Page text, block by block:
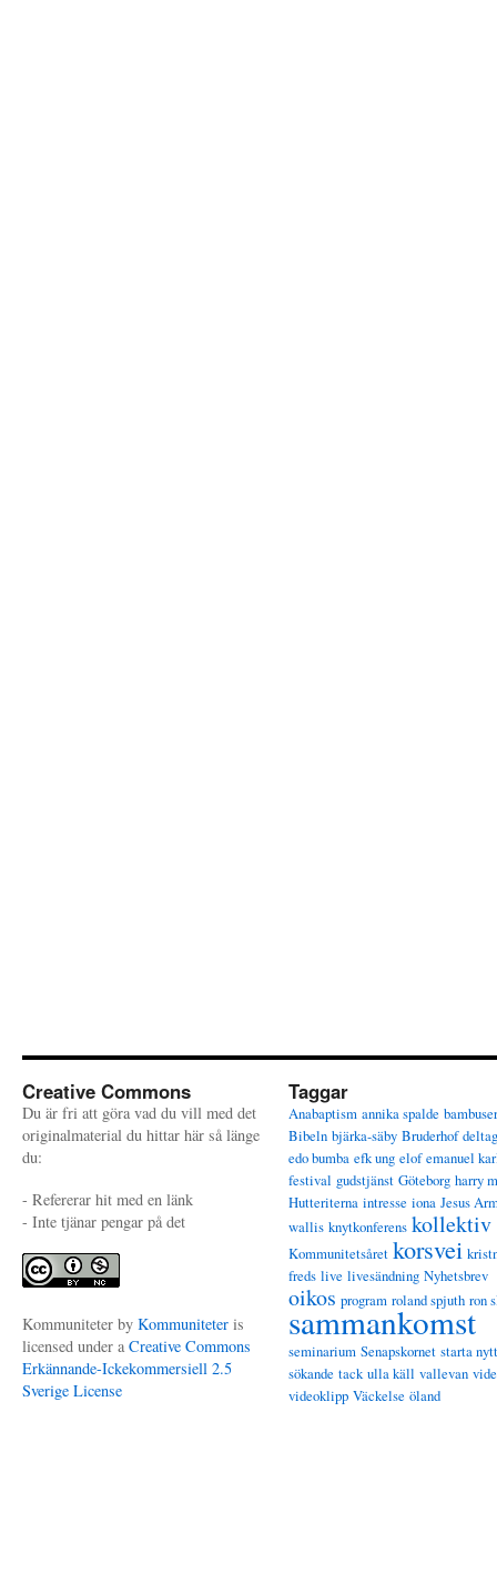
Creative Commons
Du är fri att göra vad du vill med det
originalmaterial du hittar här så länge
du:
- Refererar hit med en länk
- Inte tjänar pengar på det
Kommuniteter by Kommuniteter is
licensed under a Creative Commons
Erkännande-Ickekommersiell 2.5
Sverige License
Taggar
Anabaptism annika spalde bambuser
Bibeln bjärka-säby Bruderhof
edo bumba efk ung elof emanuel
festival gudstjänst Göteborg harry
Hutteriterna intresse iona Jesus
wallis knytkonferens kollektiv
Kommunitetsåret korsvei
freds live livesändning Nyhetsbrev
oikos program roland spjuth ron
sammankomst
seminarium Senapskornet starta nytt
sökande tack ulla käll vallevan
videoklipp Väckelse öland